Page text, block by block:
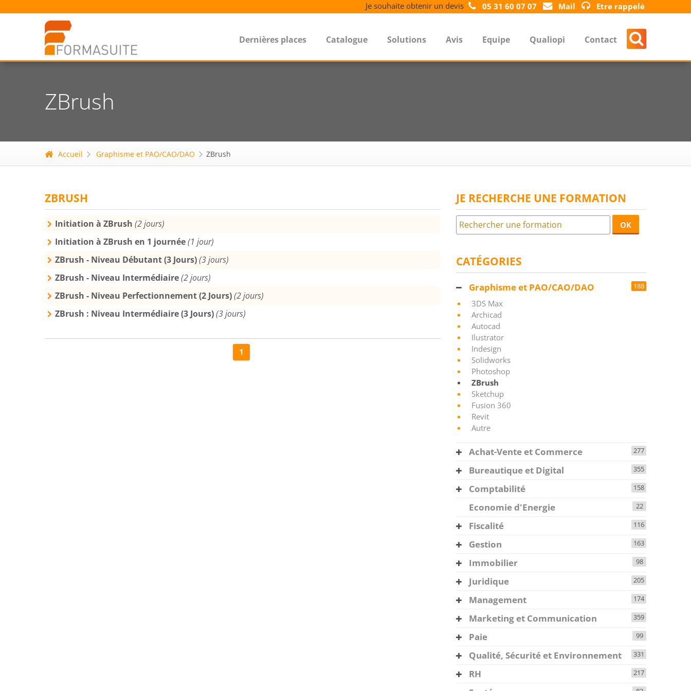
Je souhaite obtenir un devis 05 31 60 07 07 Mail Etre rappelé
Dernières places Catalogue Solutions Avis Equipe Qualiopi Contact
ZBrush
Accueil Graphisme et PAO/CAO/DAO ZBrush
ZBRUSH
Initiation à ZBrush (2 jours)
Initiation à ZBrush en 1 journée(1 jour)
ZBrush - Niveau Débutant (3 Jours)(3 jours)
ZBrush - Niveau Intermédiaire(2 jours)
ZBrush - Niveau Perfectionnement (2 Jours)(2 jours)
ZBrush : Niveau Intermédiaire (3 Jours)(3 jours)
1
JE RECHERCHE UNE FORMATION
OK
CATÉGORIES
Graphisme et PAO/CAO/DAO 188
3DS Max
Archicad
Autocad
Ilustrator
Indesign
Solidworks
Photoshop
ZBrush
Sketchup
Fusion 360
Revit
Autre
Achat-Vente et Commerce 277
Bureautique et Digital 355
Comptabilité 158
Economie d'Energie 22
Fiscalité 116
Gestion 163
Immobilier 98
Juridique 205
Management 174
Marketing et Communication 359
Paie 99
Qualité, Sécurité et Environnement 331
RH 217